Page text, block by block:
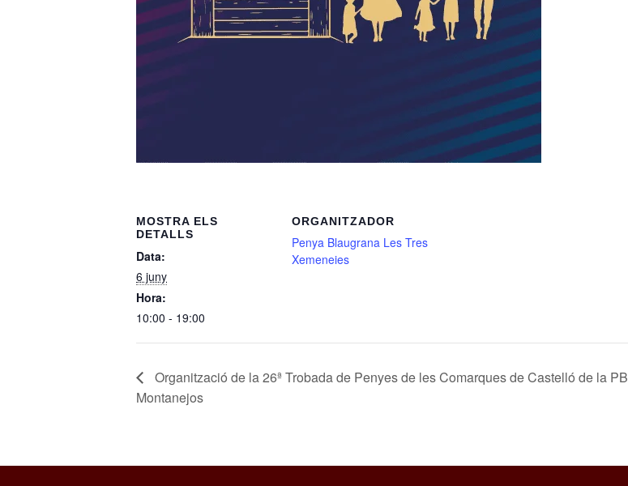
MOSTRA ELS
DETALLS
Data:
6 juny
Hora:
10:00 - 19:00
ORGANITZADOR
Penya Blaugrana Les Tres
Xemeneies
Organització de la 26ª Trobada de Penyes de les Comarques de Castelló de la PB
Montanejos